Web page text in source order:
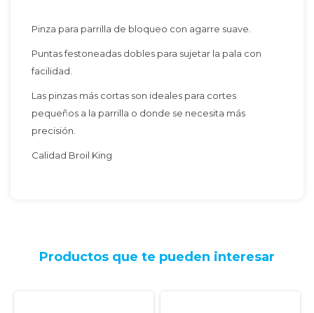
Pinza para parrilla de bloqueo con agarre suave.
Puntas festoneadas dobles para sujetar la pala con
facilidad.
Las pinzas más cortas son ideales para cortes
pequeños a la parrilla o donde se necesita más
precisión.
Calidad Broil King
Productos que te pueden interesar